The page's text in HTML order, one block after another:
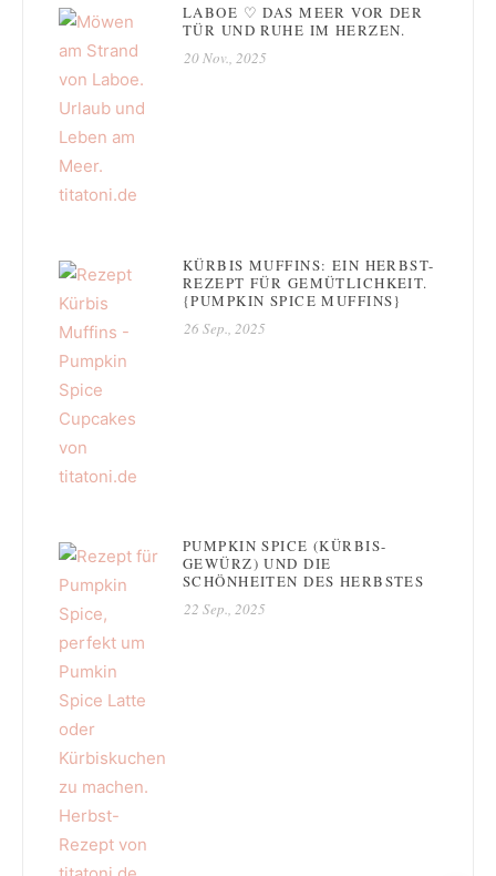
LABOE ♡ DAS MEER VOR DER
TÜR UND RUHE IM HERZEN.
20 Nov., 2025
KÜRBIS MUFFINS: EIN HERBST-
REZEPT FÜR GEMÜTLICHKEIT.
{PUMPKIN SPICE MUFFINS}
26 Sep., 2025
PUMPKIN SPICE (KÜRBIS-
GEWÜRZ) UND DIE
SCHÖNHEITEN DES HERBSTES
22 Sep., 2025